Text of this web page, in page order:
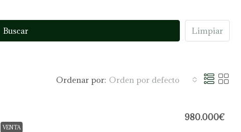
Buscar Limpiar
Ordenar por: Orden por defecto
VENTA
980.000€